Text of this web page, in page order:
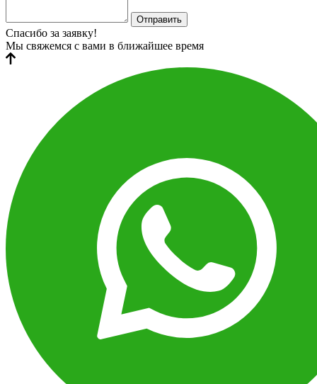
Отправить
Спасибо за заявку!
Мы свяжемся с вами в ближайшее время